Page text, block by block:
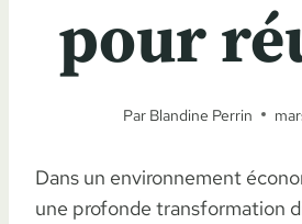
pour
Par Blandine Perrin
Dans un environnement
une profonde transformation